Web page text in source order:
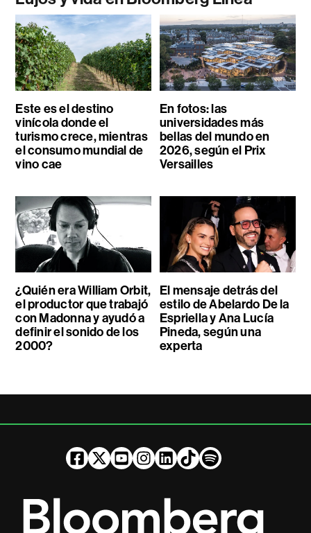
Este es el destino
vinícola donde el
turismo crece, mientras
el consumo mundial de
vino cae
En fotos: las
universidades más
bellas del mundo en
2026, según el Prix
Versailles
¿Quién era William Orbit,
el productor que trabajó
con Madonna y ayudó a
definir el sonido de los
2000?
El mensaje detrás del
estilo de Abelardo De la
Espriella y Ana Lucía
Pineda, según una
experta